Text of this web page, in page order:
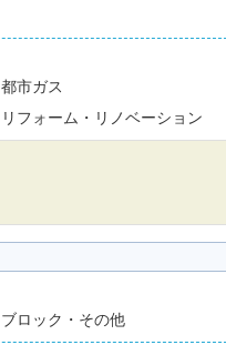
都市ガス
リフォーム・リノベーション
ブロック・その他